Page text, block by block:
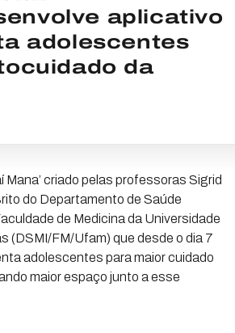
aplicativo
adolescentes
da
Mana’ criado pelas professoras Sigrid
do Departamento de Saúde
de Medicina da Universidade
(DSMI/FM/Ufam) que desde o dia 7
adolescentes para maior cuidado
maior espaço junto a esse